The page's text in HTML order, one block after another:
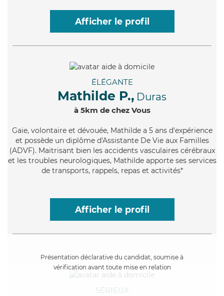
Afficher le profil
ÉLÉGANTE
Mathilde P., Duras
à 5km de chez Vous
Gaie, volontaire et dévouée, Mathilde a 5 ans d'expérience
et possède un diplôme d'Assistante De Vie aux Familles
(ADVF). Maitrisant bien les accidents vasculaires cérébraux
et les troubles neurologiques, Mathilde apporte ses services
de transports, rappels, repas et activités*
Afficher le profil
Présentation déclarative du candidat, soumise à
vérification avant toute mise en relation
SÉRIEUX